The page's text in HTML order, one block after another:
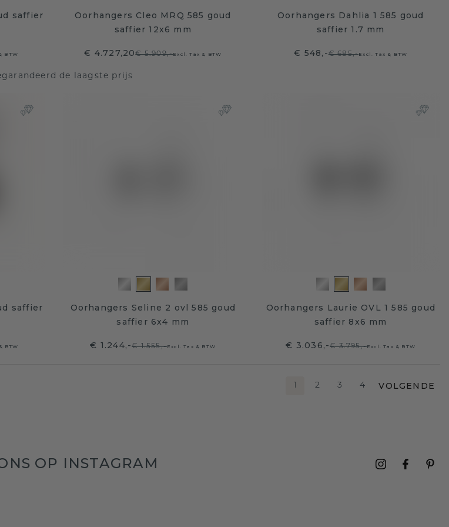
saffier
BTW
Oorhangers Cleo MRQ 585 goud
saffier 12x6 mm
€ 4.727,20€ 5.909,-Excl. Tax & BTW
Oorhangers Dahlia 1 585 goud
saffier 1.7 mm
€ 548,-€ 685,-Excl. Tax & BTW
de laagste prijs
saffier
BTW
Oorhangers Seline 2 ovl 585 goud
saffier 6x4 mm
€ 1.244,-€ 1.555,-Excl. Tax & BTW
Oorhangers Laurie OVL 1 585 goud
saffier 8x6 mm
€ 3.036,-€ 3.795,-Excl. Tax & BTW
1 2 3 4 VOLGENDE
OP INSTAGRAM